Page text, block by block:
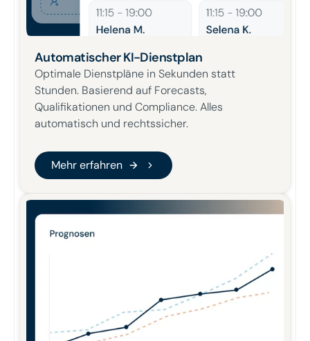
Automatischer KI-Dienstplan
Optimale Dienstpläne in Sekunden statt
Stunden. Basierend auf Forecasts,
Qualifikationen und Compliance. Alles
automatisch und rechtssicher.
Mehr erfahren
Mehr erfahren